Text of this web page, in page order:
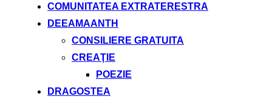
COMUNITATEA EXTRATERESTRA
DEEAMAANTH
CONSILIERE GRATUITA
CREAŢIE
POEZIE
DRAGOSTEA